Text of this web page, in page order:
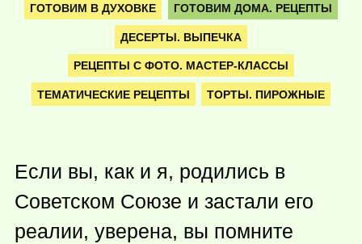
ГОТОВИМ В ДУХОВКЕ ГОТОВИМ ДОМА. РЕЦЕПТЫ
ДЕСЕРТЫ. ВЫПЕЧКА
РЕЦЕПТЫ С ФОТО. МАСТЕР-КЛАССЫ
ТЕМАТИЧЕСКИЕ РЕЦЕПТЫ ТОРТЫ. ПИРОЖНЫЕ
Если вы, как и я, родились в
Советском Союзе и застали его
реалии, уверена, вы помните